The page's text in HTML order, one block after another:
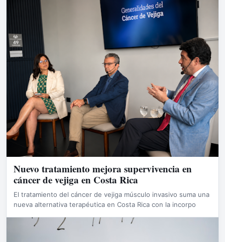
Nuevo tratamiento mejora supervivencia en
cáncer de vejiga en Costa Rica
El tratamiento del cáncer de vejiga músculo invasivo suma una
nueva alternativa terapéutica en Costa Rica con la incorpo